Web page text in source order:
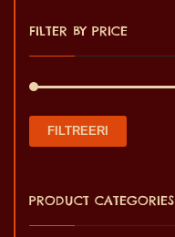
FILTER BY PRICE
FILTREERI
PRODUCT CATEGORIES